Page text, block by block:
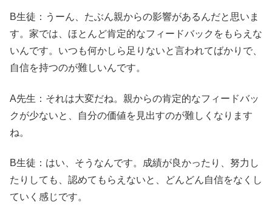
B生徒：うーん、たぶん親からの影響があるんだと思いま
す。家では、ほとんど肯定的なフィードバックをもらえな
いんです。いつも何かしら足りないと言われてばかりで、
自信を持つのが難しいんです。
A先生：それは大変だね。親からの肯定的なフィードバッ
クが少ないと、自分の価値を見出すのが難しくなります
ね。
B生徒：はい、そうなんです。成績が良かったり、努力し
たりしても、認めてもらえないと、どんどん自信をなくし
ていく感じです。